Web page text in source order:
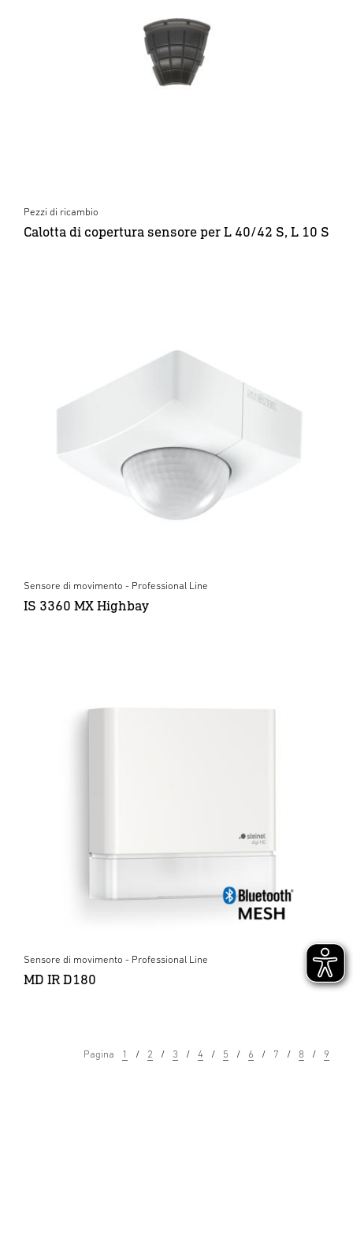
Pezzi di ricambio
Calotta di copertura sensore per L 40/42 S, L 10 S
Sensore di movimento - Professional Line
IS 3360 MX Highbay
Sensore di movimento - Professional Line
MD IR D180
Pagina 1 2 3 4 5 6 7 8 9